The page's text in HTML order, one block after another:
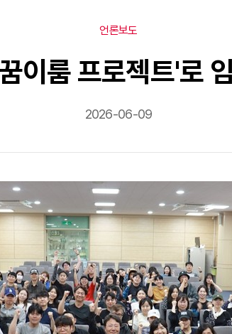
언론보도
이룸 프로젝트'로
2026-06-09